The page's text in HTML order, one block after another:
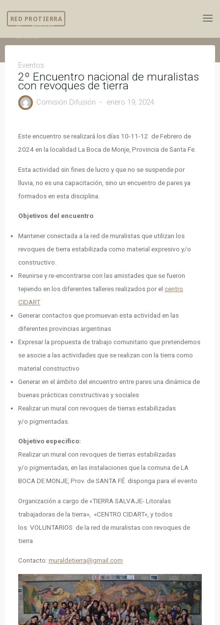
RED PROTIERRA
HomeEventos
2º Encuentro nacional de muralistas con revoques
de tierra
Eventos
2º Encuentro nacional de muralistas
con revoques de tierra
Comisión Difusión enero 19, 2024
Este encuentro se realizará los días 10-11-12 de Febrero de
2024 en la localidad La Boca de Monje, Provincia de Santa Fe.
Esta actividad sin fines de lucro y que no se suspende por
lluvia, no es una capacitación, sino un encuentro de pares ya
formados en esta disciplina.
Objetivos del encuentro
Mantener conectada a la red de muralistas que utilizan los
revoques de tierra estabilizada como material expresivo y/o
constructivo.
Reunirse y re-encontrarse con las amistades que se fueron
tejiendo en los diferentes talleres realizados por el centro
CIDART
Generar contactos que promuevan esta actividad en las
diferentes provincias argentinas
Expresar la propuesta de trabajo comunitario que pretendemos
se asocie a las actividades que se realizan con la tierra como
material constructivo
Generar en el ámbito del encuentro entre pares una dinámica de
buenas prácticas constructivas y sociales
Realizar un mural con revoques de tierras estabilizadas
y/o pigmentadas.
Objetivo específico:
Realizar un mural con revoques de tierras estabilizadas
y/o pigmentadas, en las instalaciones que la comuna de LA
BOCA DE MONJE, Prov. de SANTA FÉ disponga para el evento
Organización a cargo de «TIERRA SALVAJE- Litoralas
trabajadoras de la tierra», «CENTRO CIDART», y todos
los VOLUNTARIOS de la red de muralistas con revoques de
tierra
Contacto: muraldetierra@gmail.com